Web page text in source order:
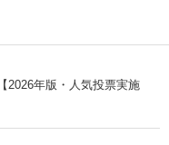
2026年版・人気投票実施